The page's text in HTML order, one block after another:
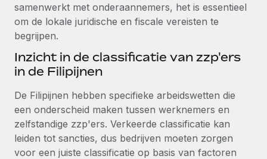
Compliance Watchtower
Blijf compliance-risico's voor
Lever en track wereldwijd IT-middelen
Entiteiten oprichten
Stel snel compliant entiteiten op
Mobiliteit en overplaatsing
Plaats werknemers moeiteloos over
BLOG
Global Payroll
EOR en PEO
Contractor Management
Belastingen
Naar de blog
samenwerkt met onderaannemers, het is essentieel
om de lokale juridische en fiscale vereisten te
begrijpen.
Inzicht in de classificatie van zzp'ers
in de Filipijnen
De Filipijnen hebben specifieke arbeidswetten die
een onderscheid maken tussen werknemers en
zelfstandige zzp'ers. Verkeerde classificatie kan
leiden tot sancties, dus bedrijven moeten zorgen
voor een juiste classificatie op basis van factoren